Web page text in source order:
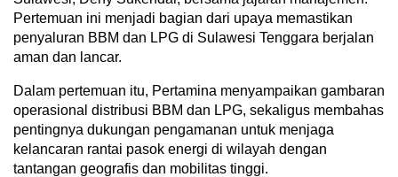
Pertemuan ini menjadi bagian dari upaya memastikan
penyaluran BBM dan LPG di Sulawesi Tenggara berjalan
aman dan lancar.
Dalam pertemuan itu, Pertamina menyampaikan gambaran
operasional distribusi BBM dan LPG, sekaligus membahas
pentingnya dukungan pengamanan untuk menjaga
kelancaran rantai pasok energi di wilayah dengan
tantangan geografis dan mobilitas tinggi.